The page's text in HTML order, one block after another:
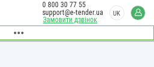
Замовити дзвінок
0 800 30 77 55
support@e-tender.ua
UK